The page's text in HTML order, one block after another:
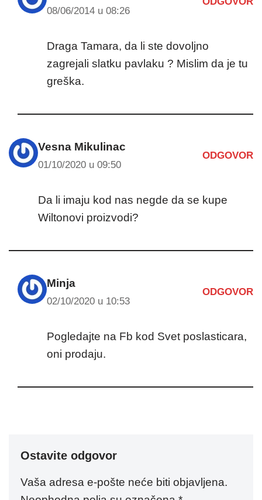
08/06/2014 u 08:26
Draga Tamara, da li ste dovoljno
zagrejali slatku pavlaku ? Mislim da je tu
greška.
Vesna Mikulinac
01/10/2020 u 09:50
ODGOVOR
Da li imaju kod nas negde da se kupe
Wiltonovi proizvodi?
Minja
02/10/2020 u 10:53
ODGOVOR
Pogledajte na Fb kod Svet poslasticara,
oni prodaju.
Ostavite odgovor
Vaša adresa e-pošte neće biti objavljena.